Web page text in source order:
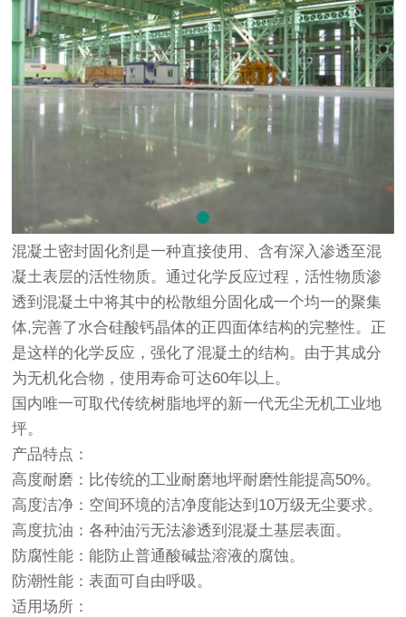
混凝土密封固化剂是一种直接使用、含有深入渗透至混
凝土表层的活性物质。通过化学反应过程，活性物质渗
透到混凝土中将其中的松散组分固化成一个均一的聚集
体,完善了水合硅酸钙晶体的正四面体结构的完整性。正
是这样的化学反应，强化了混凝土的结构。由于其成分
为无机化合物，使用寿命可达60年以上。
国内唯一可取代传统树脂地坪的新一代无尘无机工业地
坪。
产品特点：
高度耐磨：比传统的工业耐磨地坪耐磨性能提高50%。
高度洁净：空间环境的洁净度能达到10万级无尘要求。
高度抗油：各种油污无法渗透到混凝土基层表面。
防腐性能：能防止普通酸碱盐溶液的腐蚀。
防潮性能：表面可自由呼吸。
适用场所：